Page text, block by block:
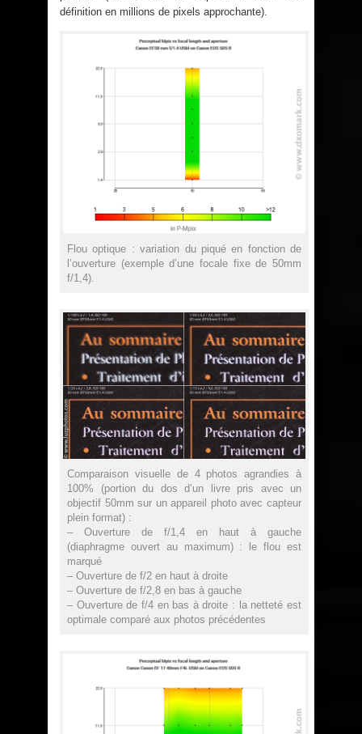
définition en millions de pixels approchante).
Flou optique : variation du piqué en fonction de
l’ouverture (exemple d’une focale fixe de 50mm
f/1,4).
Comparaison visuelle de 4 photos agrandies à
100% (portion du dos d’un livre pris avec un
objectif 50mm sur un appareil photo avec capteur
plein format) :
– Ouverture de f/1,4 en haut à gauche
(diaphragme ouvert au maximum) : le flou est
marqué
– Ouverture de f/2 en haut à droite
– Ouverture de f/2,8 en bas à gauche
– Ouverture de f/4 en bas à droite : la netteté est
optimale comparé aux photos précédentes